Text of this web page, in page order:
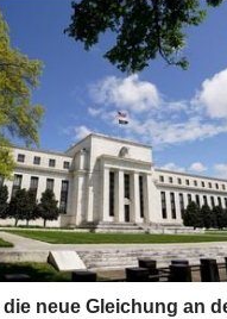
die neue Gleichung an